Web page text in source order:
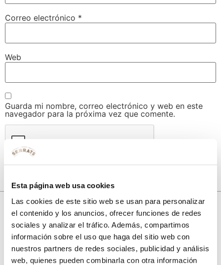
Esta página web usa cookies
Las cookies de este sitio web se usan para personalizar
el contenido y los anuncios, ofrecer funciones de redes
sociales y analizar el tráfico. Además, compartimos
información sobre el uso que haga del sitio web con
nuestros partners de redes sociales, publicidad y análisis
web, quienes pueden combinarla con otra información
Correo electrónico *
Web
Guarda mi nombre, correo electrónico y web en este
navegador para la próxima vez que comente.
10% de descuento
con tu primera compra.